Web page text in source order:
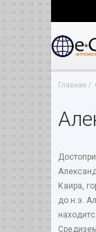
Главная
Каира,
до н.э.